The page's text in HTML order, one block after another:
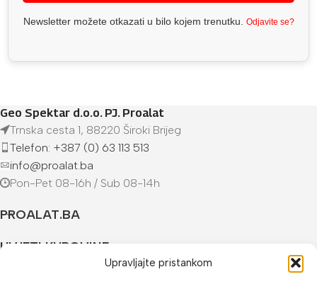
Upravljajte pristankom
Newsletter možete otkazati u bilo kojem trenutku. Odjavite se?
Geo Spektar d.o.o. PJ. Proalat
Trnska cesta 1, 88220 Široki Brijeg
Telefon: +387 (0) 63 113 513
info@proalat.ba
Pon-Pet 08-16h / Sub 08-14h
PROALAT.BA
UVJETI KUPOVINE